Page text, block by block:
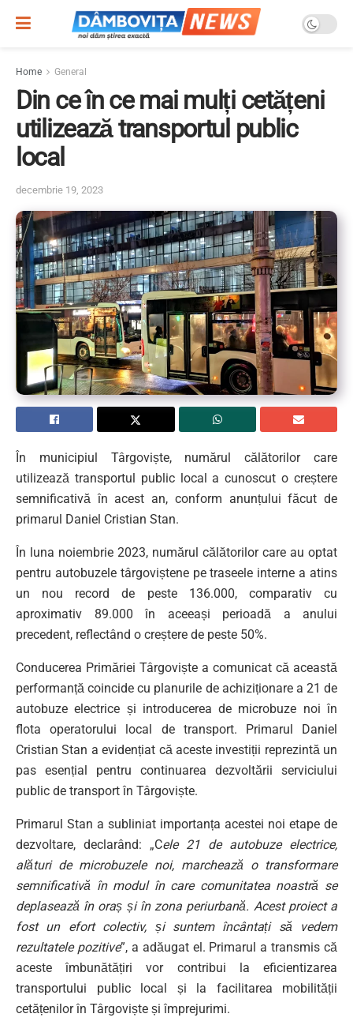
Home General
Din ce în ce mai mulți cetățeni
utilizează transportul public
local
decembrie 19, 2023
În municipiul Târgoviște, numărul călătorilor care
utilizează transportul public local a cunoscut o creștere
semnificativă în acest an, conform anunțului făcut de
primarul Daniel Cristian Stan.
În luna noiembrie 2023, numărul călătorilor care au optat
pentru autobuzele târgoviștene pe traseele interne a atins
un nou record de peste 136.000, comparativ cu
aproximativ 89.000 în aceeași perioadă a anului
precedent, reflectând o creștere de peste 50%.
Conducerea Primăriei Târgoviște a comunicat că această
performanță coincide cu planurile de achiziționare a 21 de
autobuze electrice și introducerea de microbuze noi în
flota operatorului local de transport. Primarul Daniel
Cristian Stan a evidențiat că aceste investiții reprezintă un
pas esențial pentru continuarea dezvoltării serviciului
public de transport în Târgoviște.
Primarul Stan a subliniat importanța acestei noi etape de
dezvoltare, declarând: „Cele 21 de autobuze electrice,
alături de microbuzele noi, marchează o transformare
semnificativă în modul în care comunitatea noastră se
deplasează în oraș și în zona periurbană. Acest proiect a
fost un efort colectiv, și suntem încântați să vedem
rezultatele pozitive”, a adăugat el. Primarul a transmis că
aceste îmbunătățiri vor contribui la eficientizarea
transportului public local și la facilitarea mobilității
cetățenilor în Târgoviște și împrejurimi.